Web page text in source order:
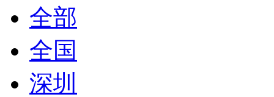
全部
全国
深圳